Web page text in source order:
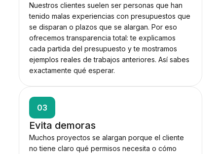
Nuestros clientes suelen ser personas que han
tenido malas experiencias con presupuestos que
se disparan o plazos que se alargan. Por eso
ofrecemos transparencia total: te explicamos
cada partida del presupuesto y te mostramos
ejemplos reales de trabajos anteriores. Así sabes
exactamente qué esperar.
03
Evita demoras
Muchos proyectos se alargan porque el cliente
no tiene claro qué permisos necesita o cómo